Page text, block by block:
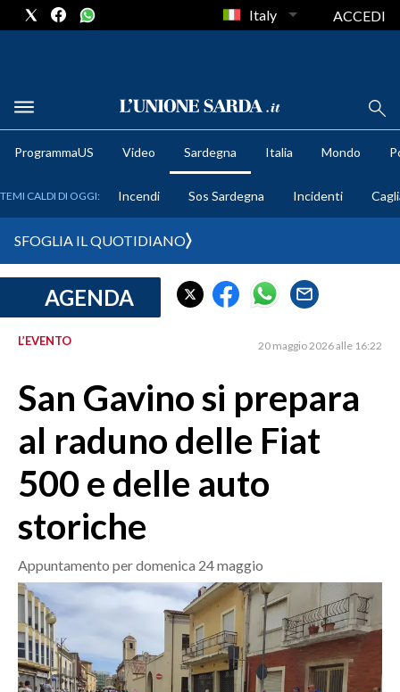
METEO
CRONACA SARDEGNA
MEDIO CAMPIDANO
ORISTANO E PROVINCIA
GALLURA
NUORO E PROVINCIA
OGLIASTRA
AGENDA
CRONACA
ITALIA
MONDO
Italy ACCEDI
ProgrammaUS Video Sardegna Italia Mondo
TEMI CALDI DI OGGI: Incendi Sos Sardegna Incidenti
SFOGLIA IL QUOTIDIANO
AGENDA
L’EVENTO 20 maggio 2026 alle 16:22
San Gavino si prepara
al raduno delle Fiat
500 e delle auto
storiche
Appuntamento per domenica 24 maggio